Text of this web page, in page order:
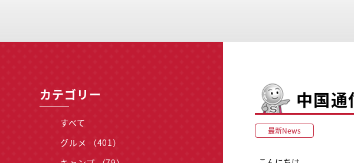
中国
最新News
カテゴリー
すべて
グルメ （401）